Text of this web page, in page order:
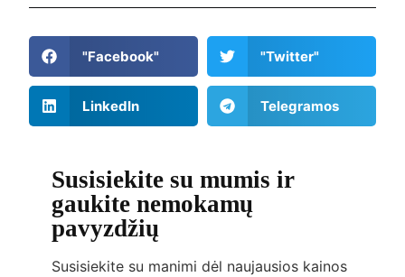
"Facebook" "Twitter"
LinkedIn Telegramos
Susisiekite su mumis ir
gaukite nemokamų
pavyzdžių
Susisiekite su manimi dėl naujausios kainos